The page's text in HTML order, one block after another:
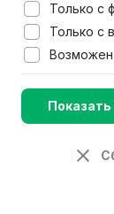
Только с
Только с